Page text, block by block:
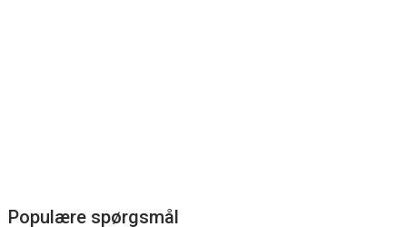
Populære spørgsmål